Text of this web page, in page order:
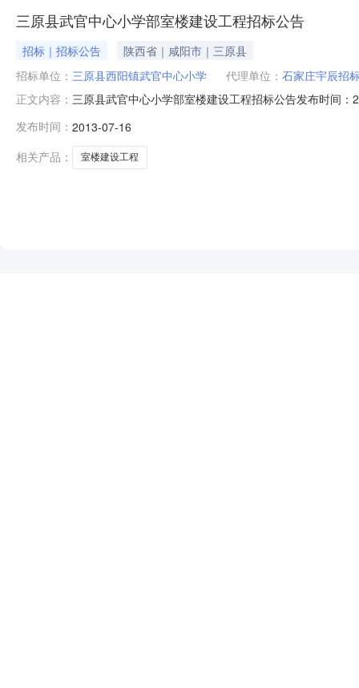
三原县武官中心小学部室楼建设工程招标公告
招标｜招标公告
陕西省｜咸阳市｜三原县
招标单位： 三原县西阳镇武官中心小学 代理单位： 石家庄宇辰招
正文内容： 三原县武官中心小学部室楼建设工程招标公告发布时间
砖混结构，地上两层，高度6.6m，概算投资155万元。
级
发布时间： 2013-07-16
相关产品：
室楼建设工程